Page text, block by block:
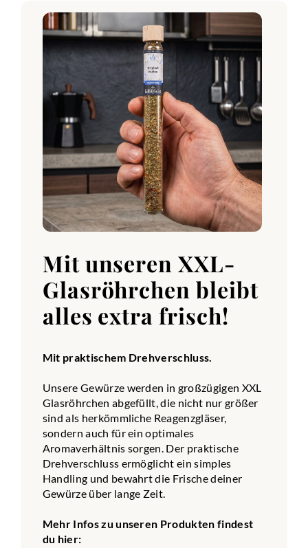
Mit unseren XXL-
Glasröhrchen bleibt
alles extra frisch!
Mit praktischem Drehverschluss.
Unsere Gewürze werden in großzügigen XXL
Glasröhrchen abgefüllt, die nicht nur größer
sind als herkömmliche Reagenzgläser,
sondern auch für ein optimales
Aromaverhältnis sorgen. Der praktische
Drehverschluss ermöglicht ein simples
Handling und bewahrt die Frische deiner
Gewürze über lange Zeit.
Mehr Infos zu unseren Produkten findest
du hier: